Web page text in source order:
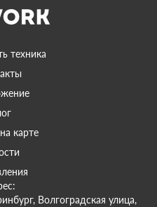
техника
карте
Волгоградская улица,